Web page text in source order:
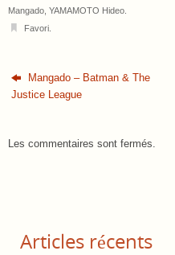
Mangado YAMAMOTO Hideo
Favori.
Mangado – Batman & The
Justice League
Les commentaires sont fermés.
Articles récents